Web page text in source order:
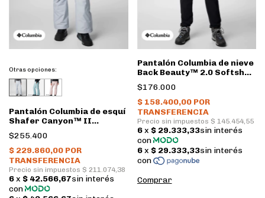
Otras opciones:
Pantalón Columbia de esquí
Shafer Canyon™ II
Insluado Mujer • Cirrus
grey
$255.400
Pantalón Columbia de nieve
Back Beauty™ 2.0 Softshell
Mujer • Black
$176.000
Comprar